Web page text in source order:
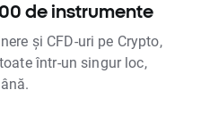
de instrumente
și CFD-uri pe Crypto,
într-un singur loc,